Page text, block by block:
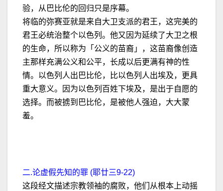
验，从巴比伦的回归只是序幕。
将临的弥赛亚就是来自大卫支派的君王，这完美的
君王必统治整个以色列。他又因为延续了大卫之根
的生命，所以称为「公义的苗裔」，这苗裔像创造
主那样充满公义和公平，长成以后更满有神的性
情。以色列人出巴比伦，比以色列人出埃及，更具
重大意义。因为以色列百姓下埃及，是出于自愿的
选择。而被掳到巴比伦，是被他人强迫，大大蒙
羞。
二.论虚假先知的罪 (耶廿三9-22)
这段经文描述宗教领袖的腐败，他们从根本上动摇